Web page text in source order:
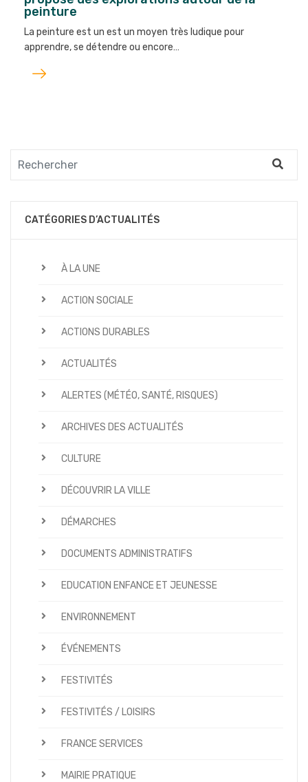
peinture
La peinture est un est un moyen très ludique pour
apprendre, se détendre ou encore…
Lire
l'article
CATÉGORIES D’ACTUALITÉS
À LA UNE
ACTION SOCIALE
ACTIONS DURABLES
ACTUALITÉS
ALERTES (MÉTÉO, SANTÉ, RISQUES)
ARCHIVES DES ACTUALITÉS
CULTURE
DÉCOUVRIR LA VILLE
DÉMARCHES
DOCUMENTS ADMINISTRATIFS
EDUCATION ENFANCE ET JEUNESSE
ENVIRONNEMENT
ÉVÉNEMENTS
FESTIVITÉS
FESTIVITÉS / LOISIRS
FRANCE SERVICES
MAIRIE PRATIQUE